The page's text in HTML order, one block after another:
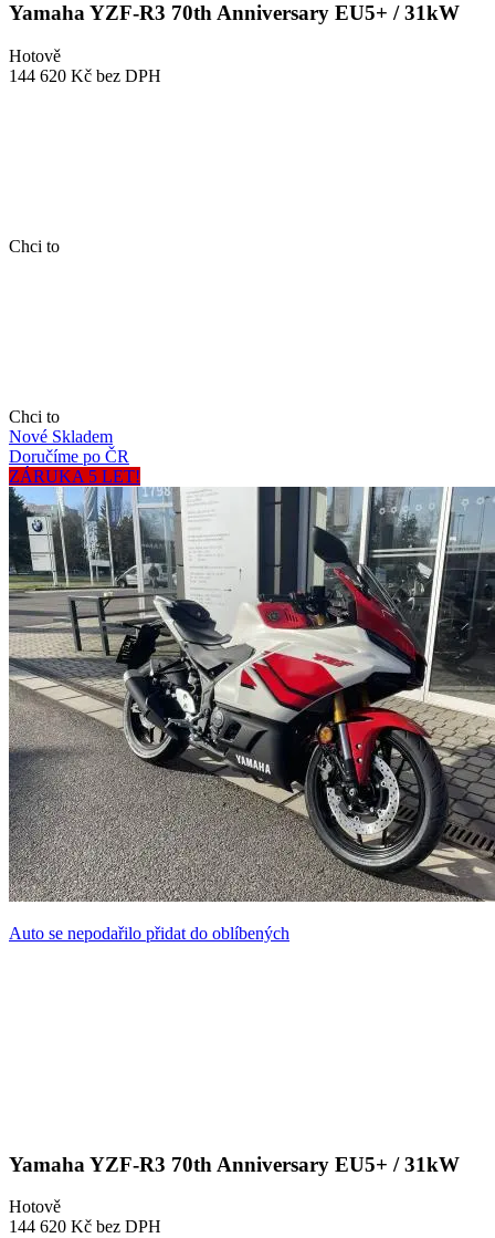
Yamaha YZF-R3 70th Anniversary EU5+ / 31kW
Hotově
144 620 Kč bez DPH
Chci to
Chci to
Nové Skladem
Doručíme po ČR
ZÁRUKA 5 LET!
Auto se nepodařilo přidat do oblíbených
Yamaha YZF-R3 70th Anniversary EU5+ / 31kW
Hotově
144 620 Kč bez DPH